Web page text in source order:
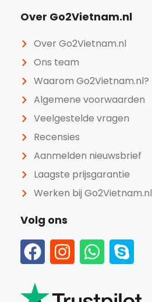
Over Go2Vietnam.nl
Over Go2Vietnam.nl
Ons team
Waarom Go2Vietnam.nl?
Algemene voorwaarden
Veelgestelde vragen
Recensies
Aanmelden nieuwsbrief
Laagste prijsgarantie
Werken bij Go2Vietnam.nl
Volg ons